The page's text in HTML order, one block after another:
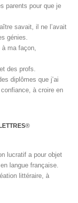
parents pour que je
savait, il ne l’avait
génies.
ma façon,
des profs.
diplômes que j’ai
à croire en
®
lucratif a pour objet
langue française.
littéraire, à